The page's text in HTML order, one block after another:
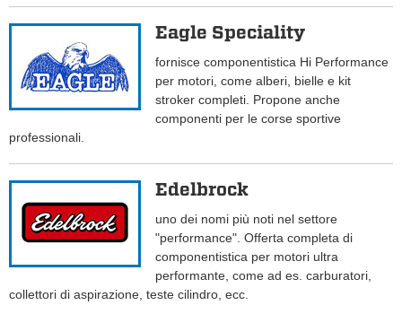
Eagle Speciality
fornisce componentistica Hi Performance
per motori, come alberi, bielle e kit
stroker completi. Propone anche
componenti per le corse sportive
professionali.
Edelbrock
uno dei nomi più noti nel settore
"performance". Offerta completa di
componentistica per motori ultra
performante, come ad es. carburatori,
collettori di aspirazione, teste cilindro, ecc.